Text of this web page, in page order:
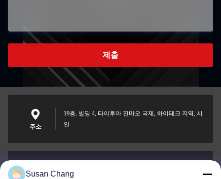
제출
주소
19층, 빌딩 4, 타이후아 진마오 국제, 하이테크 지역, 시
안
Susan@aeaxa.com
Susan Chang